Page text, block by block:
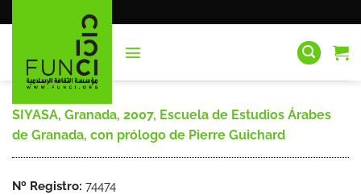
al
SIYASA, Granada, 2007, Escuela de Estudios Árabes
de Granada, con prólogo de Pierre Guichard
Nº Registro: 74474